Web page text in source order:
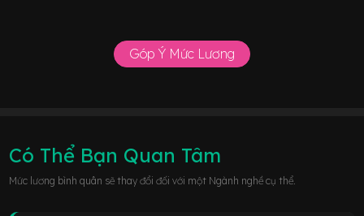
Góp Ý Mức Lương
Có Thể Bạn Quan Tâm
Mức lương bình quân sẽ thay đổi đối với một Ngành nghề cụ thể.